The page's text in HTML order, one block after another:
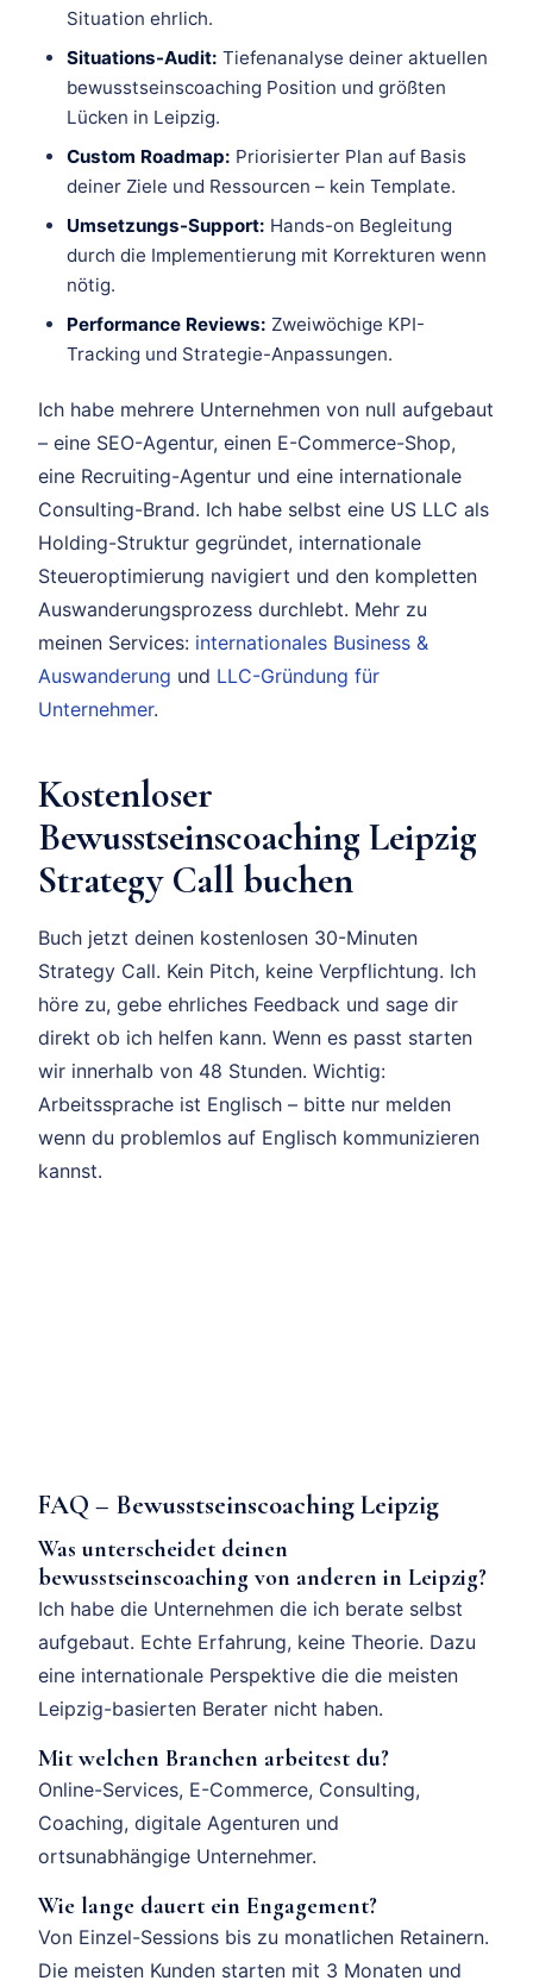
Situation ehrlich.
Situations-Audit: Tiefenanalyse deiner aktuellen
bewusstseinscoaching Position und größten
Lücken in Leipzig.
Custom Roadmap: Priorisierter Plan auf Basis
deiner Ziele und Ressourcen – kein Template.
Umsetzungs-Support: Hands-on Begleitung
durch die Implementierung mit Korrekturen wenn
nötig.
Performance Reviews: Zweiwöchige KPI-
Tracking und Strategie-Anpassungen.
Ich habe mehrere Unternehmen von null aufgebaut
– eine SEO-Agentur, einen E-Commerce-Shop,
eine Recruiting-Agentur und eine internationale
Consulting-Brand. Ich habe selbst eine US LLC als
Holding-Struktur gegründet, internationale
Steueroptimierung navigiert und den kompletten
Auswanderungsprozess durchlebt. Mehr zu
meinen Services: internationales Business &
Auswanderung und LLC-Gründung für
Unternehmer.
Kostenloser
Bewusstseinscoaching Leipzig
Strategy Call buchen
Buch jetzt deinen kostenlosen 30-Minuten
Strategy Call. Kein Pitch, keine Verpflichtung. Ich
höre zu, gebe ehrliches Feedback und sage dir
direkt ob ich helfen kann. Wenn es passt starten
wir innerhalb von 48 Stunden. Wichtig:
Arbeitssprache ist Englisch – bitte nur melden
wenn du problemlos auf Englisch kommunizieren
kannst.
FAQ – Bewusstseinscoaching Leipzig
Was unterscheidet deinen
bewusstseinscoaching von anderen in Leipzig?
Ich habe die Unternehmen die ich berate selbst
aufgebaut. Echte Erfahrung, keine Theorie. Dazu
eine internationale Perspektive die die meisten
Leipzig-basierten Berater nicht haben.
Mit welchen Branchen arbeitest du?
Online-Services, E-Commerce, Consulting,
Coaching, digitale Agenturen und
ortsunabhängige Unternehmer.
Wie lange dauert ein Engagement?
Von Einzel-Sessions bis zu monatlichen Retainern.
Die meisten Kunden starten mit 3 Monaten und